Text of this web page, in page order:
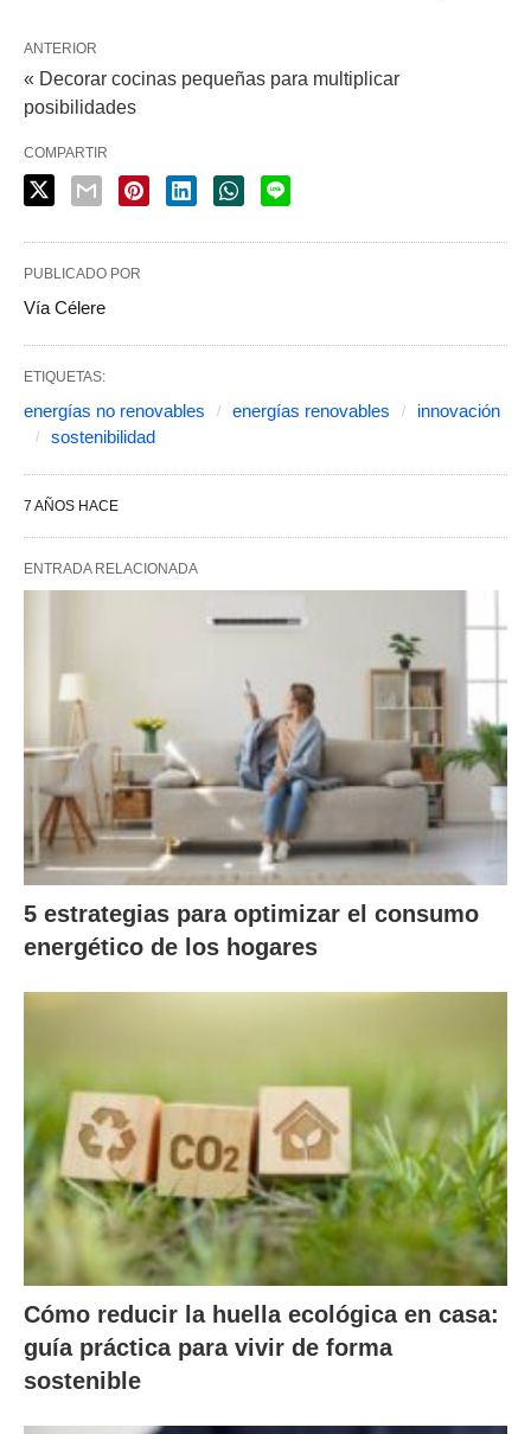
ANTERIOR
« Decorar cocinas pequeñas para multiplicar
posibilidades
COMPARTIR
PUBLICADO POR
Vía Célere
ETIQUETAS:
energías no renovables energías renovables
innovación
sostenibilidad
7 AÑOS HACE
ENTRADA RELACIONADA
5 estrategias para optimizar el consumo
energético de los hogares
Cómo reducir la huella ecológica en casa:
guía práctica para vivir de forma
sostenible